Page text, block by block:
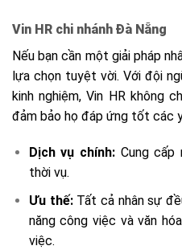
Vin HR chi nhánh Đà Nẵng
Nếu bạn cần một giải pháp
lựa chọn tuyệt vời. Với đội
kinh nghiệm, Vin HR không
đảm bảo họ đáp ứng tốt các
Dịch vụ chính:Cung cấp
thời vụ.
Ưu thế:Tất cả nhân sự
năng công việc và văn
việc.